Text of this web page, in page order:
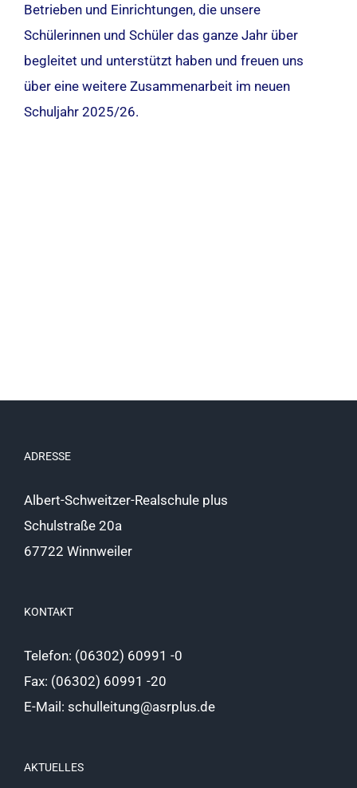
Betrieben und Einrichtungen, die unsere
Schülerinnen und Schüler das ganze Jahr über
begleitet und unterstützt haben und freuen uns
über eine weitere Zusammenarbeit im neuen
Schuljahr 2025/26.
ADRESSE
Albert-Schweitzer-Realschule plus
Schulstraße 20a
67722 Winnweiler
KONTAKT
Telefon: (06302) 60991 -0
Fax: (06302) 60991 -20
E-Mail: schulleitung@asrplus.de
AKTUELLES